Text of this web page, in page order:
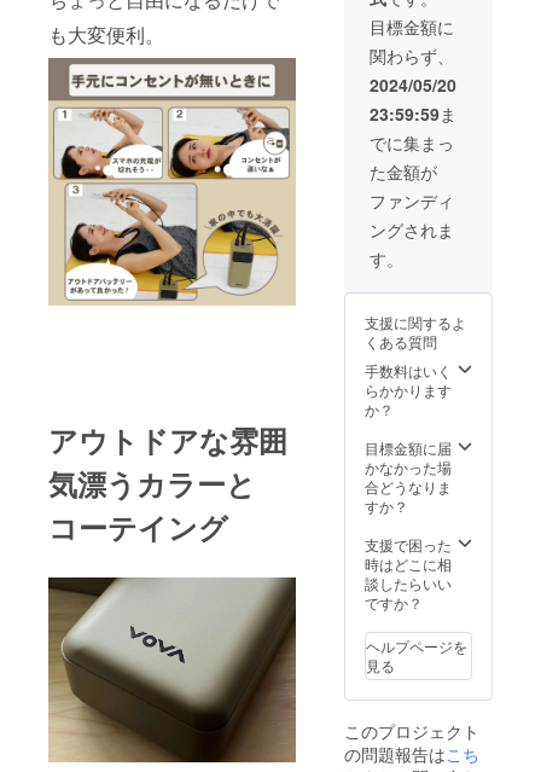
も大変便利。
アウトドアな雰囲
気漂うカラーと
コーテイング
上の都
合等に
より出
荷時期
が遅れ
があり
ます。
※製品保
証は6か
月、初
期不良
の場合
す。
販売予
定価格
より下
がる可
能性も
ござい
ます。
※デザイ
ン・仕
様は変
更にな
る可能
す。ご
了承く
ださ
い。 ※
ご注文
状況、
給状
況、製
造工程
より出
荷時期
が遅れ
る場合
ます。
※製品保
証は6か
月、初
の場合
は交換
【割引
率】
30％OF
F 【配
送費
用】 送
料込み
の価格
です。
【ご注
意】 ※
皆様の
量産効
上した
場合、
正規販
売価格
が販売
格より
下がる
可能性
もござ
す。 ※
デザイ
ン・仕
様は変
る可能
性もご
ざいま
す。ご
ださ
い。 ※
目標金額に
関わらず、
2024/05/20
23:59:59ま
でに集まっ
た金額が
ファンディ
ングされま
す。
支援に関するよ
くある質問
手数料はいく
らかかります
か？
目標金額に届
かなかった場
合どうなりま
すか？
支援で困った
時はどこに相
談したらいい
ですか？
ヘルプページを
見る
このプロジェクト
の問題報告はこち